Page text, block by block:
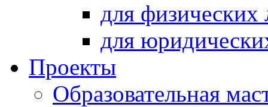
для физических
для
Проекты
Образовательная